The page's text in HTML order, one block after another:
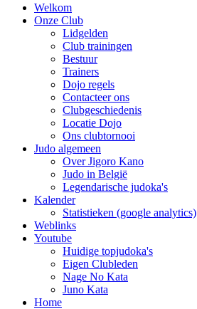
Welkom
Onze Club
Lidgelden
Club trainingen
Bestuur
Trainers
Dojo regels
Contacteer ons
Clubgeschiedenis
Locatie Dojo
Ons clubtornooi
Judo algemeen
Over Jigoro Kano
Judo in België
Legendarische judoka's
Kalender
Statistieken (google analytics)
Weblinks
Youtube
Huidige topjudoka's
Eigen Clubleden
Nage No Kata
Juno Kata
Home